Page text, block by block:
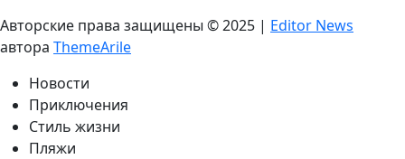
Авторские права защищены © 2025 | Editor News
автора ThemeArile
Новости
Приключения
Стиль жизни
Пляжи